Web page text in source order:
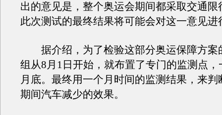
出的意见是，整个奥运会期间都采取交通限
此次测试的最终结果将可能会对这一意见进
据介绍，为了检验这部分奥运保障方案
组从8月1日开始，就布置了专门的监测点，
月底。最终用一个月时间的监测结果，来判
期间汽车减少的效果。